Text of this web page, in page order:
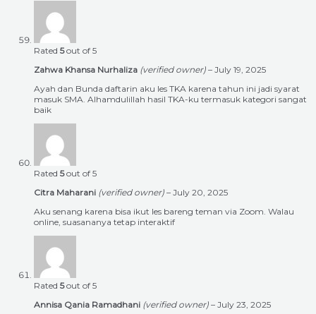
Rated 5out of 5
Zahwa Khansa Nurhaliza (verified owner) – July 19, 2025
Ayah dan Bunda daftarin aku les TKA karena tahun ini jadi syarat
masuk SMA. Alhamdulillah hasil TKA-ku termasuk kategori sangat
baik
Rated 5out of 5
Citra Maharani (verified owner) – July 20, 2025
Aku senang karena bisa ikut les bareng teman via Zoom. Walau
online, suasananya tetap interaktif
Rated 5out of 5
Annisa Qania Ramadhani (verified owner) – July 23, 2025